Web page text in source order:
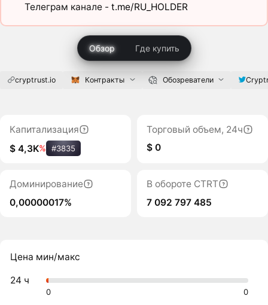
Телеграм канале - t.me/RU_HOLDER
Обзор Где купить
cryptrust.io Контракты Обозреватели
Капитализация
$ 4,3K% #3835
Торговый объем, 24ч
$ 0
Доминирование
0,00000017%
В обороте CTRT
7 092 797 485
Цена мин/макс
24 ч
0 0